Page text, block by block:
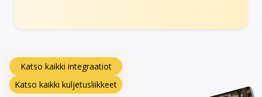
Katso kaikki integraatiot
Katso kaikki kuljetusliikkeet